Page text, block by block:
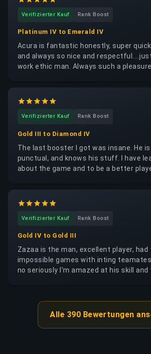
again, I will for sure try to pick FreemaN
Verifizierter Kauf Rank Boost
Platinum IV to Emerald IV
Acura is fantastic honestly, super
and always so nice and
work ethic man. Always such a
every so often cause you're both so
Verifizierter Kauf Rank Boost
Gold III to Diamond IV
The last booster I got was insane. He
punctual, and knows his stuff. I have
about the game and to be a better
advice every game on runes, builds prio,
positioning/itemization in each and
credit he deserves (Aladdin).
Verifizierter Kauf Rank Boost
Gold IV to Gold III
Zazaa is the man, excellent player, had
impossible games with inting
no seriously I'm amazed at his skill and
of the charts. I would gladly play with
questions askedAlle 390 Bewertungen